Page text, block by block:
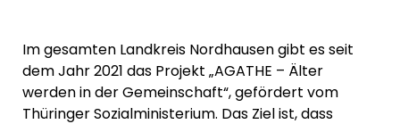
Im gesamten Landkreis Nordhausen gibt es seit
dem Jahr 2021 das Projekt „AGATHE – Älter
werden in der Gemeinschaft“, gefördert vom
Thüringer Sozialministerium. Das Ziel ist, dass